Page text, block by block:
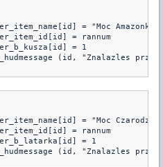
= "Moc Amazonki"
= rannum
= 1
(id, "Znalazles
= "Moc
= rannum
= 1
(id, "Znalazles